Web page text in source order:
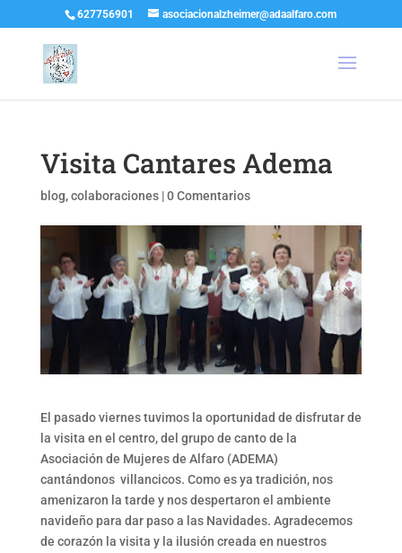
627756901 asociacionalzheimer@adaalfaro.com
Visita Cantares Adema
blog,colaboraciones|0 Comentarios
El pasado viernes tuvimos la oportunidad de disfrutar de
la visita en el centro, del grupo de canto de la
Asociación de Mujeres de Alfaro (ADEMA)
cantándonos villancicos. Como es ya tradición, nos
amenizaron la tarde y nos despertaron el ambiente
navideño para dar paso a las Navidades. Agradecemos
de corazón la visita y la ilusión creada en nuestros